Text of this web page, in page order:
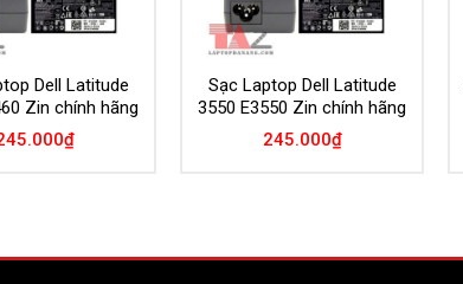
Dell Latitude
Zin chính hãng
₫
Sạc Laptop Dell Latitude
3550 E3550 Zin chính hãng
245.000₫